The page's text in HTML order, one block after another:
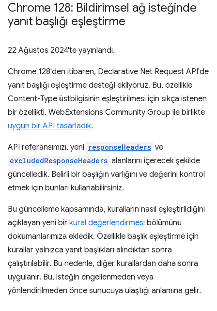
Chrome 128: Bildirimsel ağ isteğinde
yanıt başlığı eşleştirme
22 Ağustos 2024'te yayınlandı.
Chrome 128'den itibaren, Declarative Net Request API'de
yanıt başlığı eşleştirme desteği ekliyoruz. Bu, özellikle
Content-Type üstbilgisinin eşleştirilmesi için sıkça istenen
bir özellikti. WebExtensions Community Group ile birlikte
uygun bir API tasarladık.
API referansımızı, yeni responseHeaders ve
excludedResponseHeaders alanlarını içerecek şekilde
güncelledik. Belirli bir başlığın varlığını ve değerini kontrol
etmek için bunları kullanabilirsiniz.
Bu güncelleme kapsamında, kuralların nasıl eşleştirildiğini
açıklayan yeni bir kural değerlendirmesi bölümünü
dokümanlarımıza ekledik. Özellikle başlık eşleştirme için
kurallar yalnızca yanıt başlıkları alındıktan sonra
çalıştırılabilir. Bu nedenle, diğer kurallardan daha sonra
uygulanır. Bu, isteğin engellenmeden veya
yönlendirilmeden önce sunucuya ulaştığı anlamına gelir.